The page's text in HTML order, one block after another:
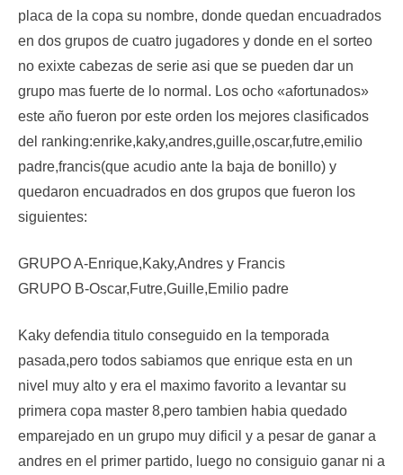
placa de la copa su nombre, donde quedan encuadrados
en dos grupos de cuatro jugadores y donde en el sorteo
no exixte cabezas de serie asi que se pueden dar un
grupo mas fuerte de lo normal. Los ocho «afortunados»
este año fueron por este orden los mejores clasificados
del ranking:enrike,kaky,andres,guille,oscar,futre,emilio
padre,francis(que acudio ante la baja de bonillo) y
quedaron encuadrados en dos grupos que fueron los
siguientes:
GRUPO A-Enrique,Kaky,Andres y Francis
GRUPO B-Oscar,Futre,Guille,Emilio padre
Kaky defendia titulo conseguido en la temporada
pasada,pero todos sabiamos que enrique esta en un
nivel muy alto y era el maximo favorito a levantar su
primera copa master 8,pero tambien habia quedado
emparejado en un grupo muy dificil y a pesar de ganar a
andres en el primer partido, luego no consiguio ganar ni a